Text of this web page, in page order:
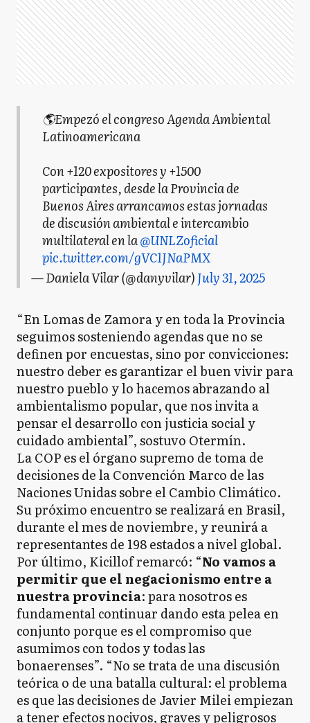
🌎Empezó el congreso Agenda Ambiental
Latinoamericana
Con +120 expositores y +1500
participantes, desde la Provincia de
Buenos Aires arrancamos estas jornadas
de discusión ambiental e intercambio
multilateral en la@UNLZoficial
pic.twitter.com/gVC1JNaPMX
— Daniela Vilar (@danyvilar)July 31, 2025
“En Lomas de Zamora y en toda la Provincia
seguimos sosteniendo agendas que no se
definen por encuestas, sino por convicciones:
nuestro deber es garantizar el buen vivir para
nuestro pueblo y lo hacemos abrazando al
ambientalismo popular, que nos invita a
pensar el desarrollo con justicia social y
cuidado ambiental”, sostuvo Otermín.
La COP es el órgano supremo de toma de
decisiones de la Convención Marco de las
Naciones Unidas sobre el Cambio Climático.
Su próximo encuentro se realizará en Brasil,
durante el mes de noviembre, y reunirá a
representantes de 198 estados a nivel global.
Por último, Kicillof remarcó: “No vamos a
permitir que el negacionismo entre a
nuestra provincia: para nosotros es
fundamental continuar dando esta pelea en
conjunto porque es el compromiso que
asumimos con todos y todas las
bonaerenses”. “No se trata de una discusión
teórica o de una batalla cultural: el problema
es que las decisiones de Javier Milei empiezan
a tener efectos nocivos, graves y peligrosos